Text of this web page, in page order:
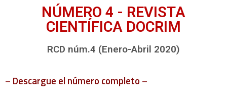
NÚMERO 4 - REVISTA
CIENTÍFICA DOCRIM
RCD núm.4 (Enero-Abril 2020)
– Descargue el número completo –